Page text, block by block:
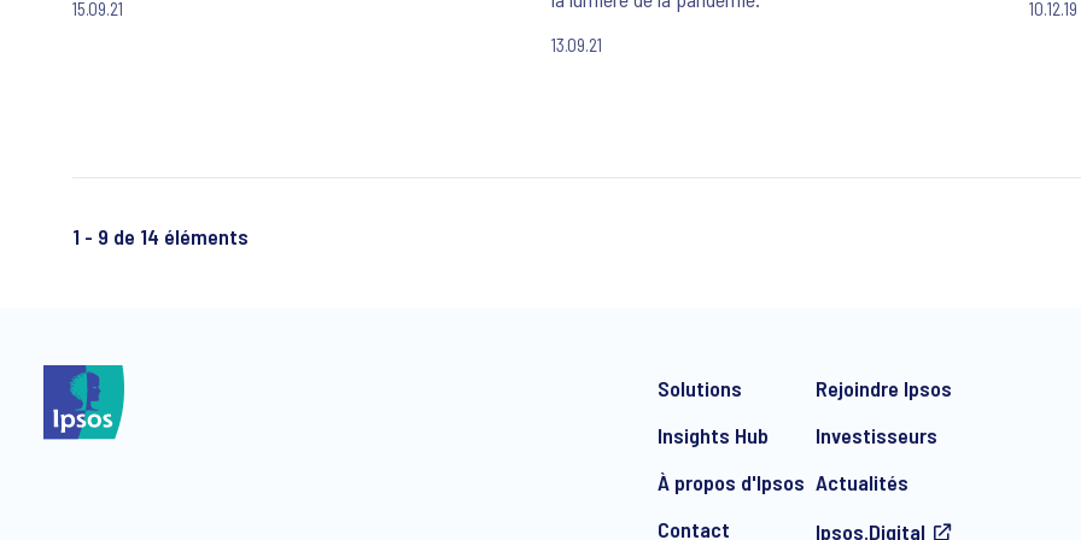
banlieue proche montre aussi qu’ils sont davantage
15.09.21
13.09.21
10.12.19
1 - 9 de 14 éléments
Solutions
Insights Hub
À propos d'Ipsos
Contact
Rejoindre Ipsos
Investisseurs
Actualités
Ipsos.Digital